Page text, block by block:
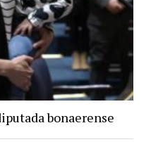
bonaerense